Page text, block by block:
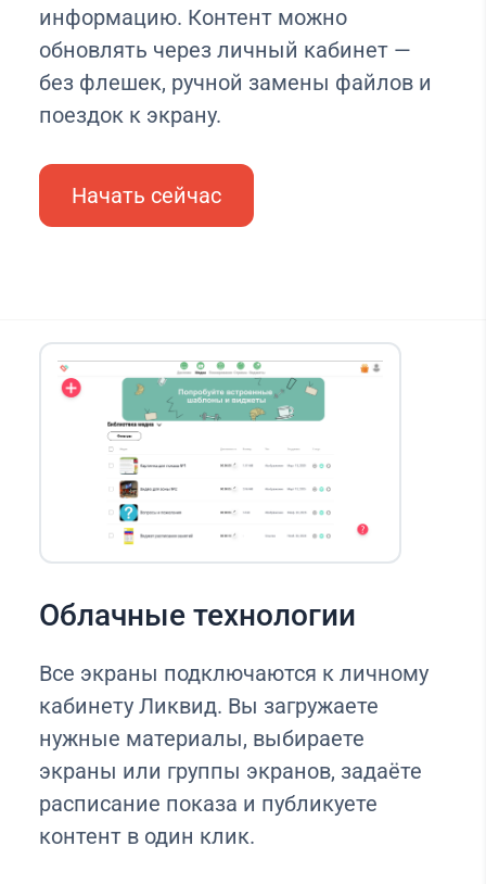
информацию. Контент можно
обновлять через личный кабинет —
без флешек, ручной замены файлов и
поездок к экрану.
Начать сейчас
Облачные технологии
Все экраны подключаются к личному
кабинету Ликвид. Вы загружаете
нужные материалы, выбираете
экраны или группы экранов, задаёте
расписание показа и публикуете
контент в один клик.